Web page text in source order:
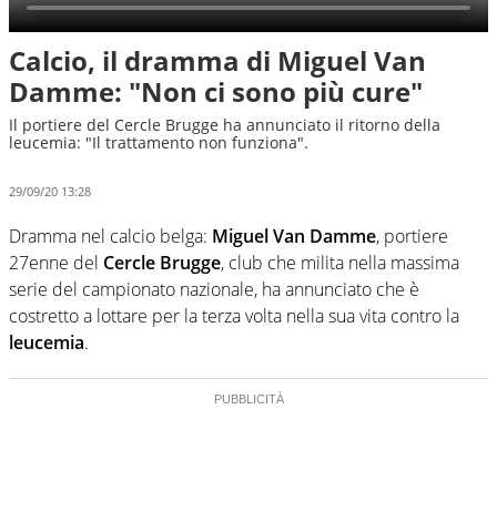
Calcio, il dramma di Miguel Van
Damme: "Non ci sono più cure"
Il portiere del Cercle Brugge ha annunciato il ritorno della
leucemia: "Il trattamento non funziona".
29/09/20 13:28
Dramma nel calcio belga: Miguel Van Damme, portiere
27enne del Cercle Brugge, club che milita nella massima
serie del campionato nazionale, ha annunciato che è
costretto a lottare per la terza volta nella sua vita contro la
leucemia.